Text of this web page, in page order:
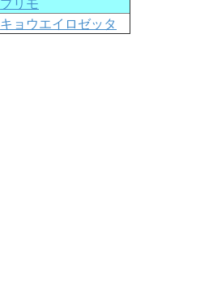
キョウエイロゼッタ